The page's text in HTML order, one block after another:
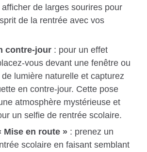
de larges sourires pour
de la rentrée avec vos
contre-jour : pour un effet
vous devant une fenêtre ou
lumière naturelle et capturez
en contre-jour. Cette pose
atmosphère mystérieuse et
un selfie de rentrée scolaire.
Mise en route » : prenez un
scolaire en faisant semblant